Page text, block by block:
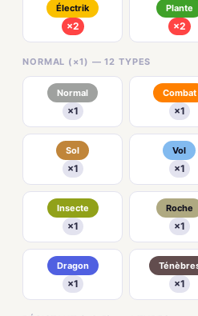
Électrik
×2
Plante
×2
NORMAL (×1) — 12 TYPES
Normal
×1
Combat
×1
Sol
×1
Vol
×1
Insecte
×1
Roche
×1
Dragon
×1 ×1